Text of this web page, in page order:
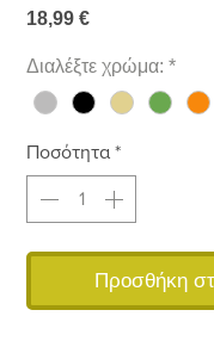
18,99 €Τιμή
Διαλέξτε χρώμα: *
Ποσότητα *
Προσθήκη